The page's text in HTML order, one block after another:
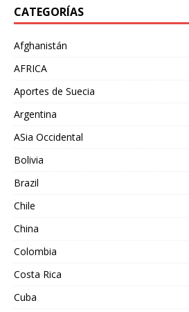
CATEGORÍAS
Afghanistán
AFRICA
Aportes de Suecia
Argentina
ASia Occidental
Bolivia
Brazil
Chile
China
Colombia
Costa Rica
Cuba